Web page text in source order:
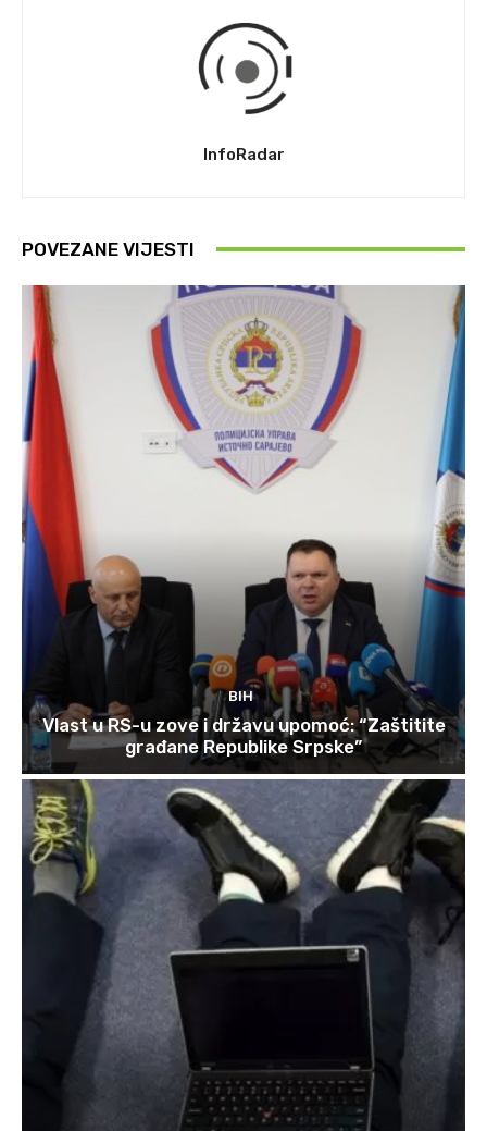
InfoRadar
POVEZANE VIJESTI
BIH
Vlast u RS-u zove i državu upomoć: “Zaštitite
građane Republike Srpske”